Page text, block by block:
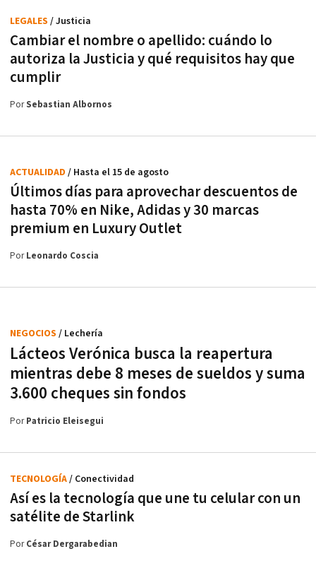
Cambiar el nombre o apellido: cuándo lo
autoriza la Justicia y qué requisitos hay que
cumplir
LEGALES / Justicia
PorSebastian Albornos
Últimos días para aprovechar descuentos de
hasta 70% en Nike, Adidas y 30 marcas
premium en Luxury Outlet
ACTUALIDAD / Hasta el 15 de agosto
PorLeonardo Coscia
Lácteos Verónica busca la reapertura
mientras debe 8 meses de sueldos y suma
3.600 cheques sin fondos
NEGOCIOS / Lechería
PorPatricio Eleisegui
Así es la tecnología que une tu celular con un
satélite de Starlink
TECNOLOGÍA/ Conectividad
PorCésar Dergarabedian